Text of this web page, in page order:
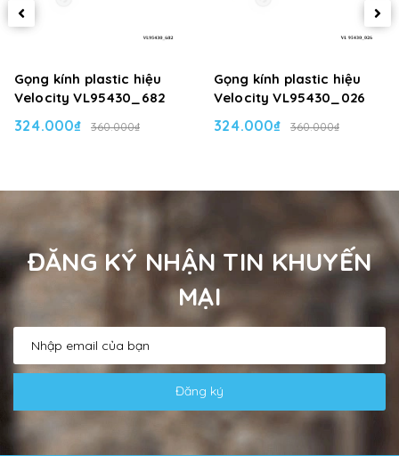
Gọng kính plastic hiệu
Velocity VL95430_682
324.000₫ 360.000₫
Gọng kính plastic hiệu
Velocity VL95430_026
324.000₫ 360.000₫
ĐĂNG KÝ NHẬN TIN KHUYẾN
MẠI
Đăng ký